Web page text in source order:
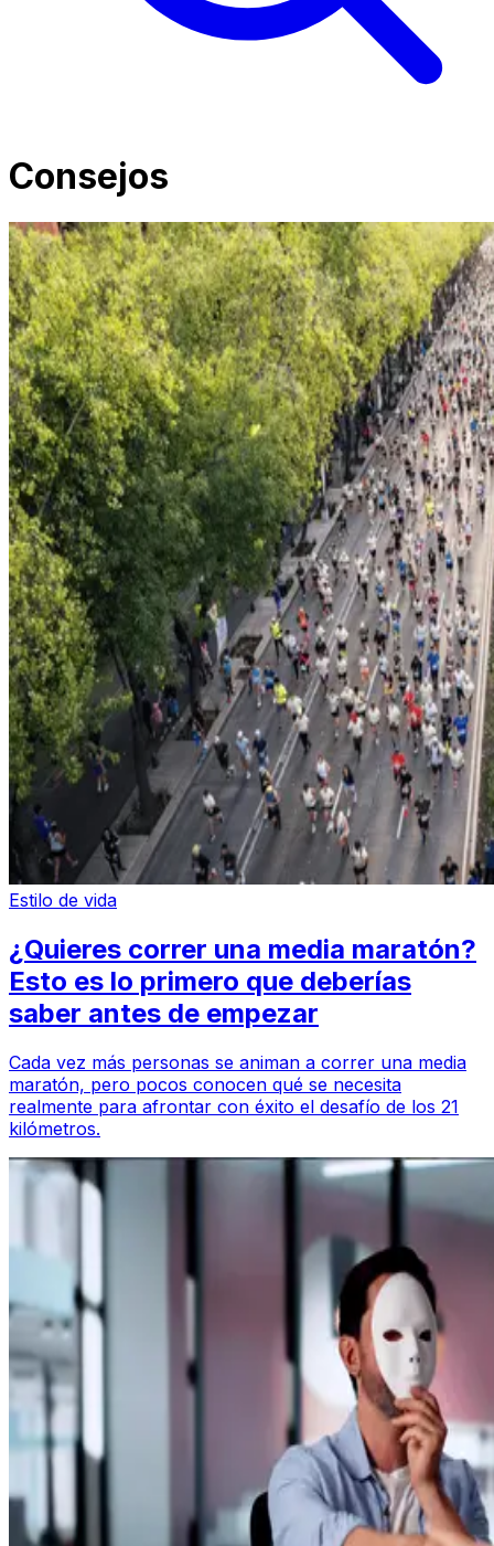
Consejos
Estilo de vida
¿Quieres correr una media maratón?
Esto es lo primero que deberías
saber antes de empezar
Cada vez más personas se animan a correr una media
maratón, pero pocos conocen qué se necesita
realmente para afrontar con éxito el desafío de los 21
kilómetros.